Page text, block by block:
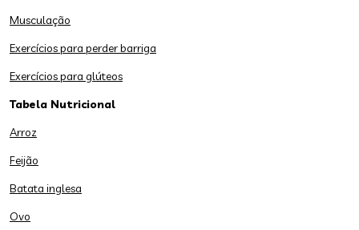
Musculação
Exercícios para perder barriga
Exercícios para glúteos
Tabela Nutricional
Arroz
Feijão
Batata inglesa
Ovo